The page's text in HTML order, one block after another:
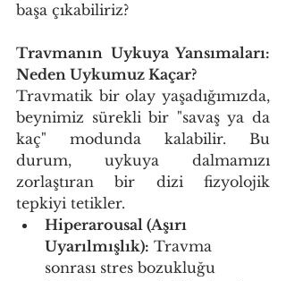
başa çıkabiliriz?
Travmanın Uykuya Yansımaları:
Neden Uykumuz Kaçar?
Travmatik bir olay yaşadığımızda,
beynimiz sürekli bir "savaş ya da
kaç" modunda kalabilir. Bu
durum, uykuya dalmamızı
zorlaştıran bir dizi fizyolojik
tepkiyi tetikler.
Hiperarousal (Aşırı
Uyarılmışlık): Travma
sonrası stres bozukluğu